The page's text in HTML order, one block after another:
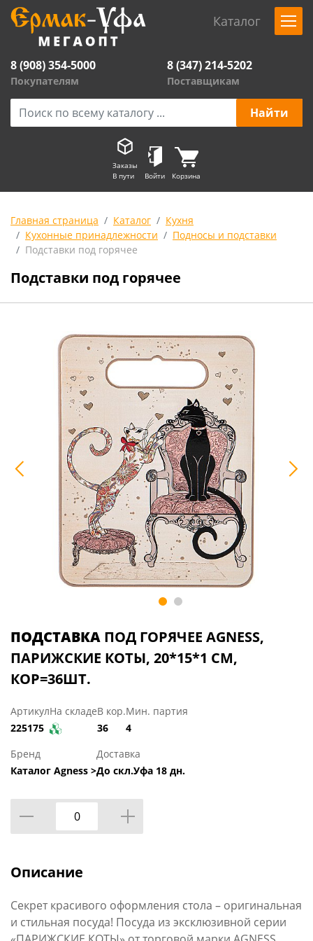
Каталог
8 (908) 354-5000
Покупателям
8 (347) 214-5202
Поставщикам
Заказы
В пути
Войти Корзина
Главная страница Каталог
Кухня
Кухонные принадлежности
Подносы и подставки
Подставки под горячее
Подставки под горячее
ПОДСТАВКА ПОД ГОРЯЧЕЕ AGNESS,
ПАРИЖСКИЕ КОТЫ, 20*15*1 СМ,
КОР=36ШТ.
Артикул
225175
На складеВ кор.
36
Мин. партия
4
Бренд
Каталог Agness >
Доставка
До скл.Уфа 18 дн.
Описание
Секрет красивого оформления стола – оригинальная
и стильная посуда! Посуда из эксклюзивной серии